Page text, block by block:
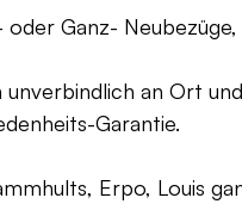
oder Ganz-
an Ort
Garantie.
Erpo, Louis